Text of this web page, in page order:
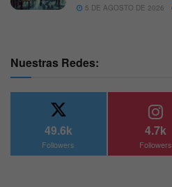
5 DE AGOSTO DE 2026
Nuestras Redes:
49.6k
Followers
4.7k
Followers